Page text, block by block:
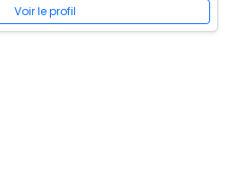
Voir le profil